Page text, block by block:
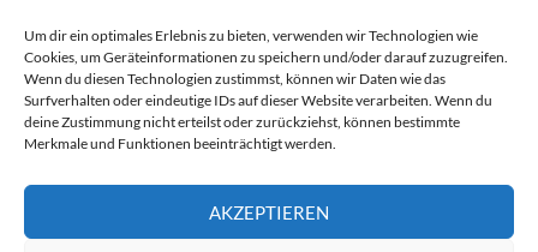
Um dir ein optimales Erlebnis zu bieten, verwenden wir Technologien wie
Cookies, um Geräteinformationen zu speichern und/oder darauf zuzugreifen.
Wenn du diesen Technologien zustimmst, können wir Daten wie das
Surfverhalten oder eindeutige IDs auf dieser Website verarbeiten. Wenn du
deine Zustimmung nicht erteilst oder zurückziehst, können bestimmte
Merkmale und Funktionen beeinträchtigt werden.
AKZEPTIEREN
Links
Amiga (alt in Seite)
Amiga-News